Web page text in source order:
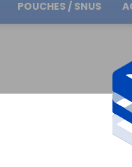
Envío gratuito en
POUCHES / SNUS
SALES DE NICOTINA